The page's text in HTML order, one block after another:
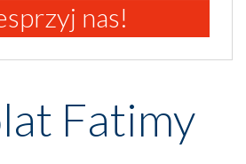
nas!
Fatimy